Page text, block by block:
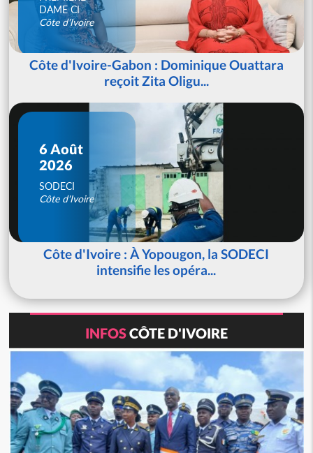
DAME CI
Côte d'Ivoire
Côte d'Ivoire-Gabon : Dominique Ouattara
reçoit Zita Oligu...
6 Août
2026
SODECI
Côte d'Ivoire
Côte d'Ivoire : À Yopougon, la SODECI
intensifie les opéra...
INFOSCÔTE D'IVOIRE